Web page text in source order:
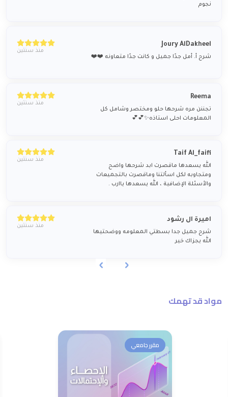
نجوم
Joury AlDakheel
شرح أ. أمل جدًا جميل و كانت جدًا متعاونه ❤️❤️
منذ سنتين
Reema
تجننن مره شرحها حلو ومختصر وشامل كل
المعلومات احلى استاذه✨💕💕
منذ سنتين
Taif Al_faifi
الله يسعدها ماقصرت ابد شرحها واضح
ومتجاوبه لكل اسألتنا وماقصرت بالتجميعات
والأسئلة الإضافية ، الله يسعدها ياارب .
منذ سنتين
اميرة ال رشود
شرح جميل جدا بسطتي المعلومه ووضحتيها
الله يجزاك خير
منذ سنتين
مواد قد تهمك
مقرر جامعي